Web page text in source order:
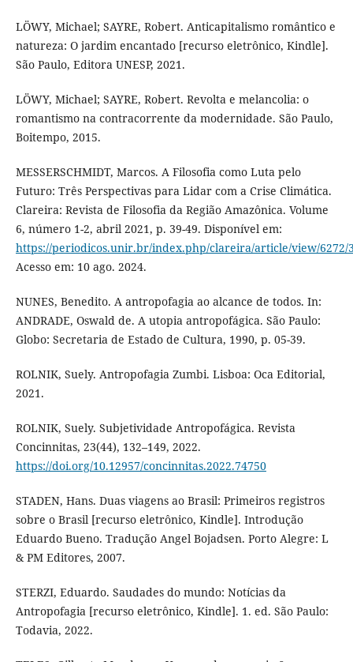
LÖWY, Michael; SAYRE, Robert. Anticapitalismo romântico e
natureza: O jardim encantado [recurso eletrônico, Kindle].
São Paulo, Editora UNESP, 2021.
LÖWY, Michael; SAYRE, Robert. Revolta e melancolia: o
romantismo na contracorrente da modernidade. São Paulo,
Boitempo, 2015.
MESSERSCHMIDT, Marcos. A Filosofia como Luta pelo
Futuro: Três Perspectivas para Lidar com a Crise Climática.
Clareira: Revista de Filosofia da Região Amazônica. Volume
6, número 1-2, abril 2021, p. 39-49. Disponível em:
https://periodicos.unir.br/index.php/clareira/article/view/6272/
Acesso em: 10 ago. 2024.
NUNES, Benedito. A antropofagia ao alcance de todos. In:
ANDRADE, Oswald de. A utopia antropofágica. São Paulo:
Globo: Secretaria de Estado de Cultura, 1990, p. 05-39.
ROLNIK, Suely. Antropofagia Zumbi. Lisboa: Oca Editorial,
2021.
ROLNIK, Suely. Subjetividade Antropofágica. Revista
Concinnitas, 23(44), 132–149, 2022.
https://doi.org/10.12957/concinnitas.2022.74750
STADEN, Hans. Duas viagens ao Brasil: Primeiros registros
sobre o Brasil [recurso eletrônico, Kindle]. Introdução
Eduardo Bueno. Tradução Angel Bojadsen. Porto Alegre: L
& PM Editores, 2007.
STERZI, Eduardo. Saudades do mundo: Notícias da
Antropofagia [recurso eletrônico, Kindle]. 1. ed. São Paulo:
Todavia, 2022.